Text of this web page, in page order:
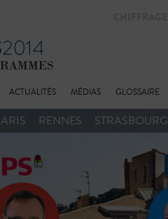
ACTUALITÉS MÉDIAS GLOSSAIRE
RENNES STRASBOURG